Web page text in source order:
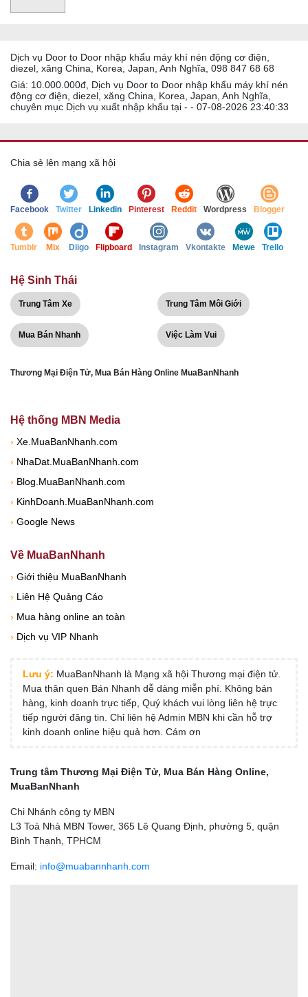
Dịch vụ Door to Door nhập khẩu máy khí nén động cơ điện,
diezel, xăng China, Korea, Japan, Anh Nghĩa, 098 847 68 68
Giá: 10.000.000đ, Dịch vụ Door to Door nhập khẩu máy khí nén
động cơ điện, diezel, xăng China, Korea, Japan, Anh Nghĩa,
chuyên mục Dịch vụ xuất nhập khẩu tại - - 07-08-2026 23:40:33
Chia sẻ lên mạng xã hội
Facebook Twitter Linkedin Pinterest Reddit Wordpress Blogger
Tumblr Mix Diigo Flipboard Instagram Vkontakte Mewe Trello
Hệ Sinh Thái
Trung Tâm Xe Trung Tâm Môi Giới
Mua Bán Nhanh Việc Làm Vui
Thương Mại Điện Tử, Mua Bán Hàng Online MuaBanNhanh
Hệ thống MBN Media
› Xe.MuaBanNhanh.com
› NhaDat.MuaBanNhanh.com
› Blog.MuaBanNhanh.com
› KinhDoanh.MuaBanNhanh.com
› Google News
Về MuaBanNhanh
› Giới thiệu MuaBanNhanh
› Liên Hệ Quảng Cáo
› Mua hàng online an toàn
› Dịch vụ VIP Nhanh
Lưu ý: MuaBanNhanh là Mạng xã hội Thương mại điện tử.
Mua thân quen Bán Nhanh dễ dàng miễn phí. Không bán
hàng, kinh doanh trực tiếp, Quý khách vui lòng liên hệ trực
tiếp người đăng tin. Chỉ liên hệ Admin MBN khi cần hỗ trợ
kinh doanh online hiệu quả hơn. Cám ơn
Trung tâm Thương Mại Điện Tử, Mua Bán Hàng Online,
MuaBanNhanh
Chi Nhánh công ty MBN
L3 Toà Nhà MBN Tower, 365 Lê Quang Định, phường 5, quận
Bình Thạnh, TPHCM
Email: info@muabannhanh.com